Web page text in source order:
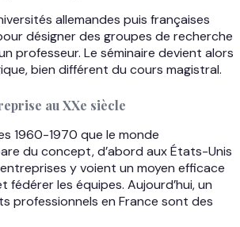
allemandes puis françaises
désigner des groupes de recherche
professeur. Le séminaire devient alors
bien différent du cours magistral.
au XXe siècle
1960-1970 que le monde
du concept, d’abord aux États-Unis
y voient un moyen efficace
fédérer les équipes. Aujourd’hui, un
professionnels en France sont des